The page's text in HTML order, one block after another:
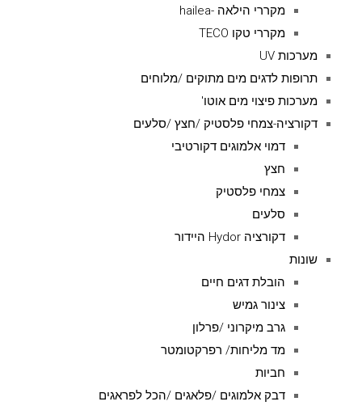
מקררי הילאה -hailea
מקררי טקו TECO
מערכות UV
תרופות לדגים מים מתוקים /מלוחים
מערכות פיצוי מים אוטו'
דקורציה-צמחי פלסטיק /חצץ /סלעים
דמוי אלמוגים דקורטיבי
חצץ
צמחי פלסטיק
סלעים
דקורציה Hydor היידור
שונות
הובלת דגים חיים
צינור גמיש
גרב מיקרוני /פרלון
מד מליחות/ רפרקטומטר
חביות
דבק אלמוגים /פלאגים /הכל לפראגים